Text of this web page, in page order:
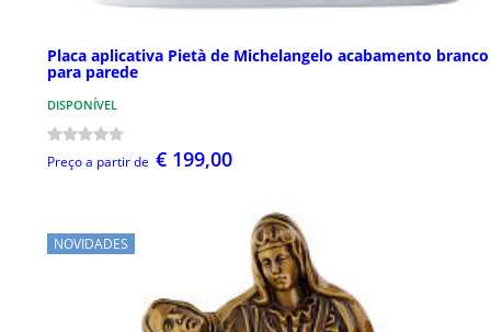
Placa aplicativa Pietà de Michelangelo acabamento branco
para parede
DISPONÍVEL
Preço a partir de € 199,00
NOVIDADES